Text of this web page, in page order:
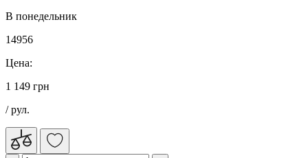
В понедельник
14956
Цена:
1 149 грн
/ рул.